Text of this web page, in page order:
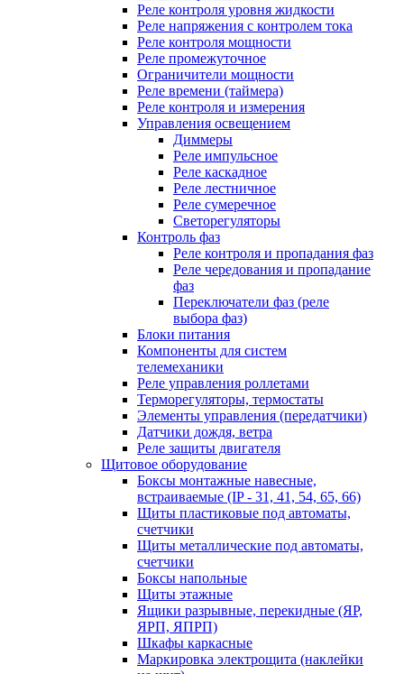
Реле контроля уровня жидкости
Реле напряжения с контролем тока
Реле контроля мощности
Реле промежуточное
Ограничители мощности
Реле времени (таймера)
Реле контроля и измерения
Управления освещением
Диммеры
Реле импульсное
Реле каскадное
Реле лестничное
Реле сумеречное
Светорегуляторы
Контроль фаз
Реле контроля и пропадания фаз
Реле чередования и пропадание
фаз
Переключатели фаз (реле
выбора фаз)
Блоки питания
Компоненты для систем
телемеханики
Реле управления роллетами
Терморегуляторы, термостаты
Элементы управления (передатчики)
Датчики дождя, ветра
Реле защиты двигателя
Щитовое оборудование
Боксы монтажные навесные,
встраиваемые (IP - 31, 41, 54, 65, 66)
Щиты пластиковые под автоматы,
счетчики
Щиты металлические под автоматы,
счетчики
Боксы напольные
Щиты этажные
Ящики разрывные, перекидные (ЯР,
ЯРП, ЯПРП)
Шкафы каркасные
Маркировка электрощита (наклейки